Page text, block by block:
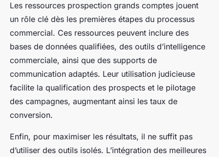
Les ressources prospection grands comptes jouent
un rôle clé dès les premières étapes du processus
commercial. Ces ressources peuvent inclure des
bases de données qualifiées, des outils d’intelligence
commerciale, ainsi que des supports de
communication adaptés. Leur utilisation judicieuse
facilite la qualification des prospects et le pilotage
des campagnes, augmentant ainsi les taux de
conversion.
Enfin, pour maximiser les résultats, il ne suffit pas
d’utiliser des outils isolés. L’intégration des meilleures